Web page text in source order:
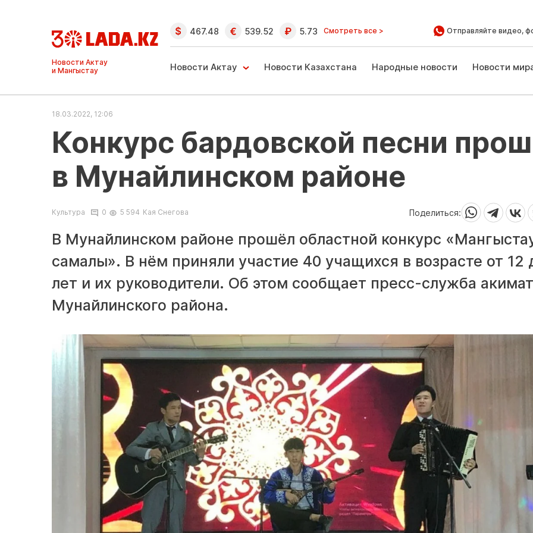
Ақтау және
Манғыстау
жаңалықтары
467.48 539.52 5.73 Смотреть все > Отправляйте видео,
Новости Актау Новости Казахстана Народные новости Новости
18.03.2022, 12:06
Конкурс бардовской песни
в Мунайлинском районе
Культура 0 5 594 Кая Снегова Поделиться:
В Мунайлинском районе прошёл областной конкурс
самалы». В нём приняли участие 40 учащихся в возрасте от 12
лет и их руководители. Об этом сообщает пресс-служба
Мунайлинского района.